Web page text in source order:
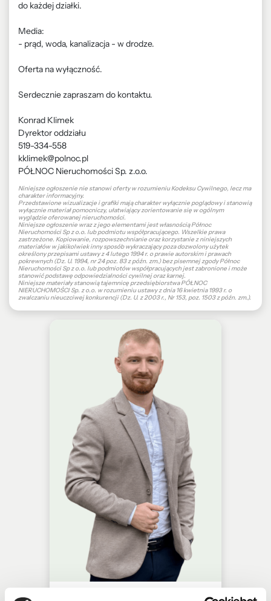
do każdej działki.
Media:
- prąd, woda, kanalizacja - w drodze.
Oferta na wyłączność.
Serdecznie zapraszam do kontaktu.
Konrad Klimek
Dyrektor oddziału
519-334-558
kklimek@polnoc.pl
PÓŁNOC Nieruchomości Sp. z.o.o.
Niniejsze ogłoszenie nie stanowi oferty w rozumieniu Kodeksu Cywilnego, lecz ma
charakter informacyjny.
Przedstawione wizualizacje i grafiki mają charakter wyłącznie poglądowy i stanowią
wyłącznie materiał pomocniczy, ułatwiający zorientowanie się w ogólnym
wyglądzie oferowanej nieruchomości.
Niniejsze ogłoszenie wraz z jego elementami jest własnością Północ
Nieruchomości Sp z o.o. lub podmiotu współpracującego. Wszelkie prawa
zastrzeżone. Kopiowanie, rozpowszechnianie oraz korzystanie z niniejszych
materiałów w jakikolwiek inny sposób wykraczający poza dozwolony użytek
określony przepisami ustawy z 4 lutego 1994 r. o prawie autorskim i prawach
pokrewnych (Dz. U. 1994, nr 24 poz. 83 z późn. zm.) bez pisemnej zgody Północ
Nieruchomości Sp z o.o. lub podmiotów współpracujących jest zabronione i może
stanowić podstawę odpowiedzialności cywilnej oraz karnej.
Niniejsze materiały stanowią tajemnicę przedsiębiorstwa PÓŁNOC
NIERUCHOMOŚCI Sp. z o.o. w rozumieniu ustawy z dnia 16 kwietnia 1993 r. o
zwalczaniu nieuczciwej konkurencji (Dz. U. z 2003 r., Nr 153, poz. 1503 z późn. zm.).